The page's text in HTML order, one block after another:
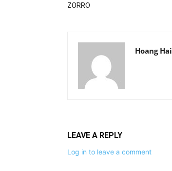
ZORRO
Hoang Hai
LEAVE A REPLY
Log in to leave a comment